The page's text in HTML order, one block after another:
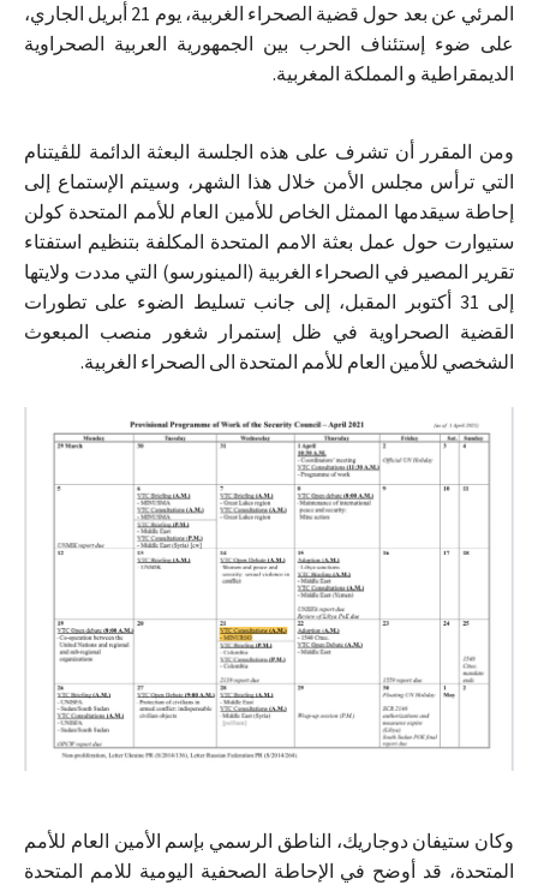
المرئي عن بعد حول قضية الصحراء الغربية، يوم 21 أبريل الجاري،
على ضوء إستئناف الحرب بين الجمهورية العربية الصحراوية
الديمقراطية و المملكة المغربية.
ومن المقرر أن تشرف على هذه الجلسة البعثة الدائمة للڤيتنام
التي ترأس مجلس الأمن خلال هذا الشهر، وسيتم الإستماع إلى
إحاطة سيقدمها الممثل الخاص للأمين العام للأمم المتحدة كولن
ستيوارت حول عمل بعثة الامم المتحدة المكلفة بتنظيم استفتاء
تقرير المصير في الصحراء الغربية (المينورسو) التي مددت ولايتها
إلى 31 أكتوبر المقبل، إلى جانب تسليط الضوء على تطورات
القضية الصحراوية في ظل إستمرار شغور منصب المبعوث
الشخصي للأمين العام للأمم المتحدة الى الصحراء الغربية.
وكان ستيفان دوجاريك، الناطق الرسمي بإسم الأمين العام للأمم
المتحدة، قد أوضح في الإحاطة الصحفية اليومية للامم المتحدة